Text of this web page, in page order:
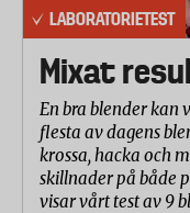
LABORATORIETEST
Mixat
En bra blender kan
flesta av dagens
krossa, hacka och
skillnader på både
visar vårt test av 9